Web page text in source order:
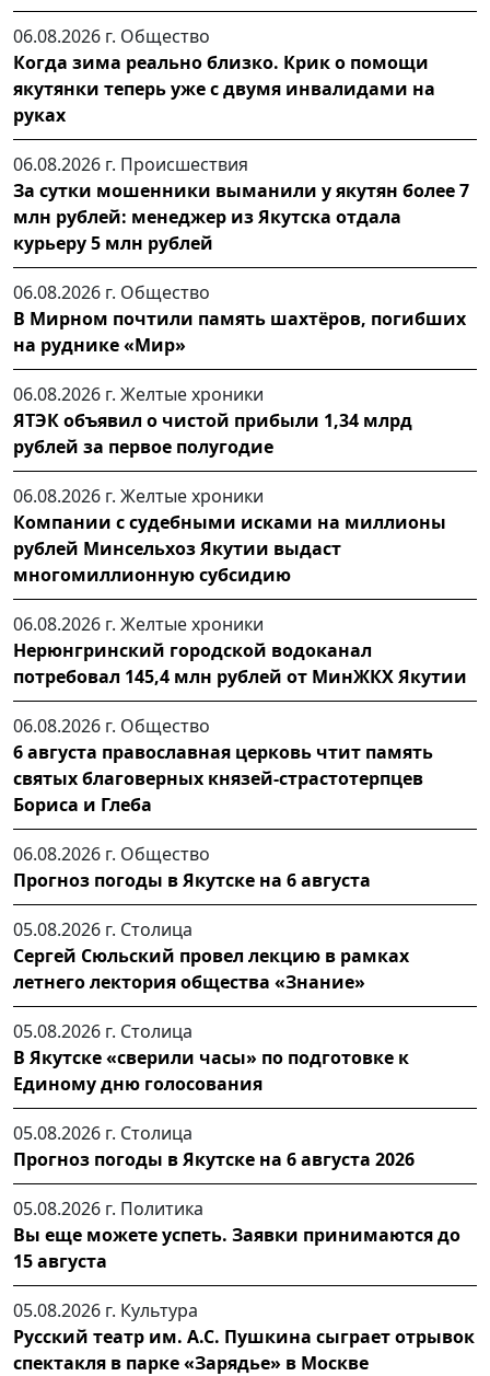
06.08.2026 г. Общество
Когда зима реально близко. Крик о помощи
якутянки теперь уже с двумя инвалидами на
руках
06.08.2026 г. Происшествия
За сутки мошенники выманили у якутян более 7
млн рублей: менеджер из Якутска отдала
курьеру 5 млн рублей
06.08.2026 г. Общество
В Мирном почтили память шахтёров, погибших
на руднике «Мир»
06.08.2026 г. Желтые хроники
ЯТЭК объявил о чистой прибыли 1,34 млрд
рублей за первое полугодие
06.08.2026 г. Желтые хроники
Компании с судебными исками на миллионы
рублей Минсельхоз Якутии выдаст
многомиллионную субсидию
06.08.2026 г. Желтые хроники
Нерюнгринский городской водоканал
потребовал 145,4 млн рублей от МинЖКХ Якутии
06.08.2026 г. Общество
6 августа православная церковь чтит память
святых благоверных князей-страстотерпцев
Бориса и Глеба
06.08.2026 г. Общество
Прогноз погоды в Якутске на 6 августа
05.08.2026 г. Столица
Сергей Сюльский провел лекцию в рамках
летнего лектория общества «Знание»
05.08.2026 г. Столица
В Якутске «сверили часы» по подготовке к
Единому дню голосования
05.08.2026 г. Столица
Прогноз погоды в Якутске на 6 августа 2026
05.08.2026 г. Политика
Вы еще можете успеть. Заявки принимаются до
15 августа
05.08.2026 г. Культура
Русский театр им. А.С. Пушкина сыграет отрывок
спектакля в парке «Зарядье» в Москве